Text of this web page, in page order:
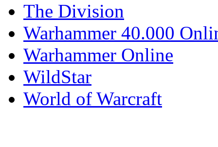
The Division
Warhammer 40.000
Warhammer Online
WildStar
World of Warcraft